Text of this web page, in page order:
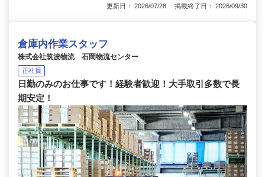
更新日： 2026/07/28 掲載終了日： 2026/09/30
倉庫内作業スタッフ
株式会社筑波物流 石岡物流センター
正社員
日勤のみのお仕事です！経験者歓迎！大手取引多数で長
期安定！